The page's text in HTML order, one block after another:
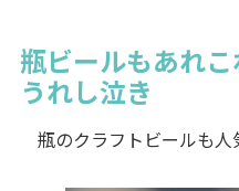
瓶ビールもあれ
うれし泣き
瓶のクラフトビールも人